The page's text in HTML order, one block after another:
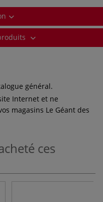
général.
Internet et ne
magasins Le Géant des
ces